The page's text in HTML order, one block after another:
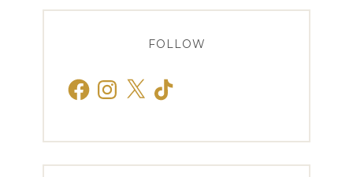
FOLLOW
FacebookInstagram
X TikTok